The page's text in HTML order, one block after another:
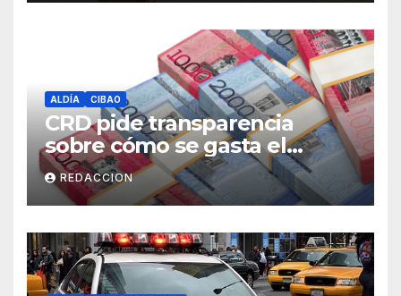
ALDÍA CIBAO
CRD pide transparencia
sobre cómo se gasta el
dinero del Seguro Familiar de
Salud
REDACCION